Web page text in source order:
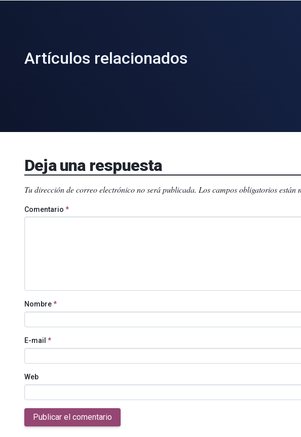
Artículos relacionados
Deja una respuesta
Tu dirección de correo electrónico no será publicada. Los campos obligatorios están
Comentario *
Nombre*
E-mail *
Web
Publicar el comentario